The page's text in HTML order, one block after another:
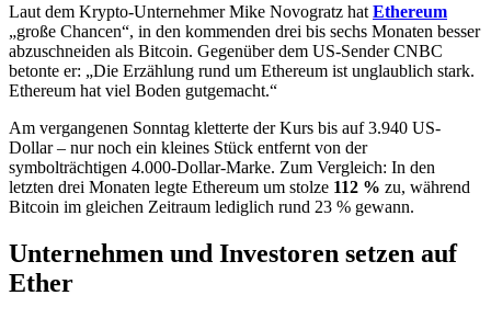
Laut dem Krypto-Unternehmer Mike Novogratz hat Ethereum
„große Chancen“, in den kommenden drei bis sechs Monaten besser
abzuschneiden als Bitcoin. Gegenüber dem US-Sender CNBC
betonte er: „Die Erzählung rund um Ethereum ist unglaublich stark.
Ethereum hat viel Boden gutgemacht.“
Am vergangenen Sonntag kletterte der Kurs bis auf 3.940 US-
Dollar – nur noch ein kleines Stück entfernt von der
symbolträchtigen 4.000-Dollar-Marke. Zum Vergleich: In den
letzten drei Monaten legte Ethereum um stolze 112 % zu, während
Bitcoin im gleichen Zeitraum lediglich rund 23 % gewann.
Unternehmen und Investoren setzen auf
Ether